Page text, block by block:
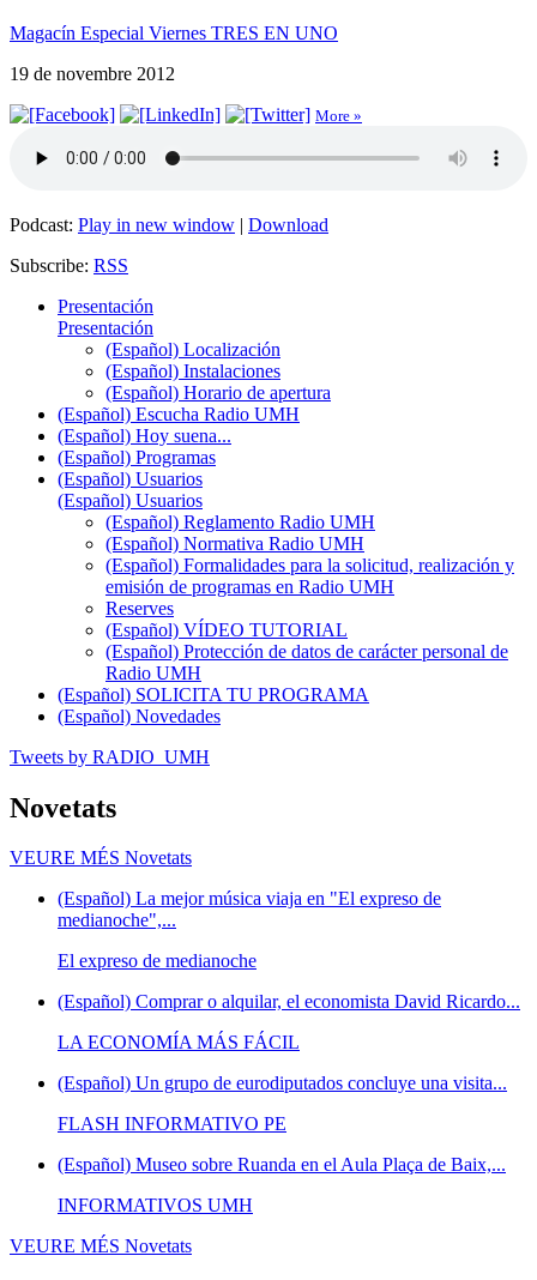
Magacín Especial Viernes TRES EN UNO
19 de novembre 2012
More »
Podcast: Play in new window | Download
Subscribe: RSS
Presentación
Presentación
(Español) Localización
(Español) Instalaciones
(Español) Horario de apertura
(Español) Escucha Radio UMH
(Español) Hoy suena...
(Español) Programas
(Español) Usuarios
(Español) Usuarios
(Español) Reglamento Radio UMH
(Español) Normativa Radio UMH
(Español) Formalidades para la solicitud, realización y
emisión de programas en Radio UMH
Reserves
(Español) VÍDEO TUTORIAL
(Español) Protección de datos de carácter personal de
Radio UMH
(Español) SOLICITA TU PROGRAMA
(Español) Novedades
Tweets by RADIO_UMH
Novetats
VEURE MÉS Novetats
(Español) La mejor música viaja en "El expreso de
medianoche",...
El expreso de medianoche
(Español) Comprar o alquilar, el economista David Ricardo...
LA ECONOMÍA MÁS FÁCIL
(Español) Un grupo de eurodiputados concluye una visita...
FLASH INFORMATIVO PE
(Español) Museo sobre Ruanda en el Aula Plaça de Baix,...
INFORMATIVOS UMH
VEURE MÉS Novetats